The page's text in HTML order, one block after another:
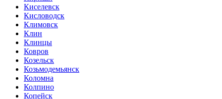
Киселевск
Кисловодск
Климовск
Клин
Клинцы
Ковров
Козельск
Козьмодемьянск
Коломна
Колпино
Копейск